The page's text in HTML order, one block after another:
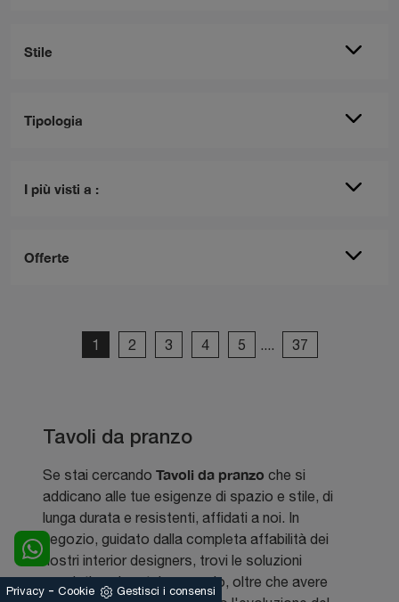
Stile
Tipologia
I più visti a :
Offerte
1 2 3 4 5 .... 37
Tavoli da pranzo
Se stai cercando Tavoli da pranzo che si
addicano alle tue esigenze di spazio e stile, di
lunga durata e resistenti, affidati a noi. In
negozio, guidato dalla completa affabilità dei
nostri interior designers, trovi le soluzioni
arredative che stai cercando, oltre che avere
Privacy - Cookie Gestisci i consensi